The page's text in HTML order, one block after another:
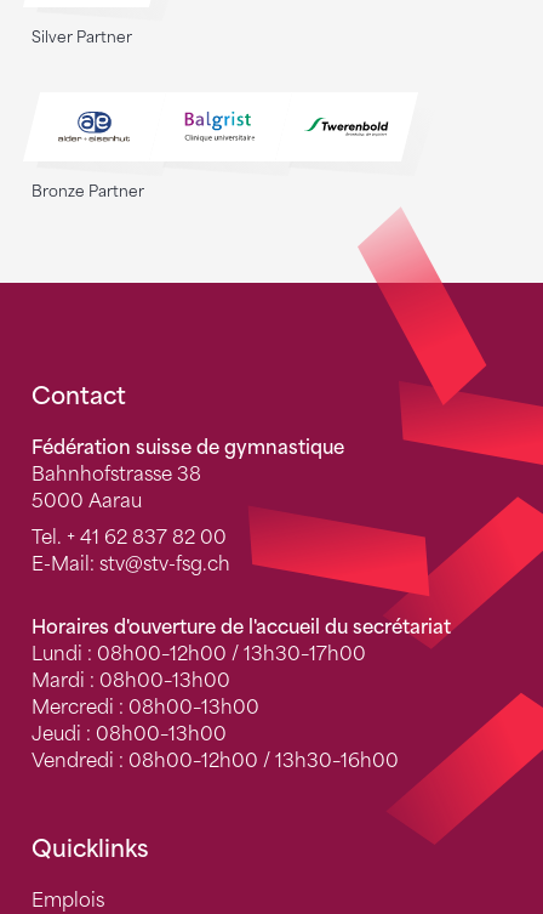
Silver Partner
Bronze Partner
Fusszeile
Contact
Fédération suisse de gymnastique
Bahnhofstrasse 38
5000 Aarau
Tel. + 41 62 837 82 00
E-Mail: stv@stv-fsg.ch
Horaires d'ouverture de l'accueil du secrétariat
Lundi : 08h00–12h00 / 13h30–17h00
Mardi : 08h00–13h00
Mercredi : 08h00–13h00
Jeudi : 08h00–13h00
Vendredi : 08h00–12h00 / 13h30–16h00
Quicklinks
Emplois